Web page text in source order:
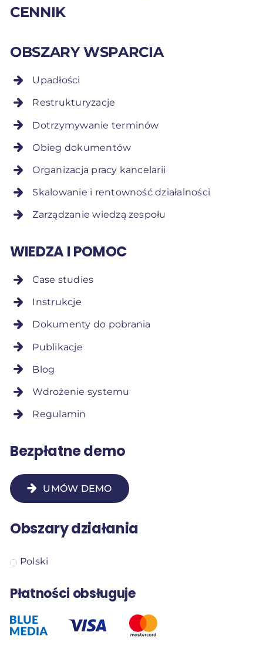
CENNIK
OBSZARY WSPARCIA
Upadłości
Restrukturyzacje
Dotrzymywanie terminów
Obieg dokumentów
Organizacja pracy kancelarii
Skalowanie i rentowność działalności
Zarządzanie wiedzą zespołu
WIEDZA I POMOC
Case studies
Instrukcje
Dokumenty do pobrania
Publikacje
Blog
Wdrożenie systemu
Regulamin
Bezpłatne demo
UMÓW DEMO
Obszary działania
Polski
Płatności obsługuje